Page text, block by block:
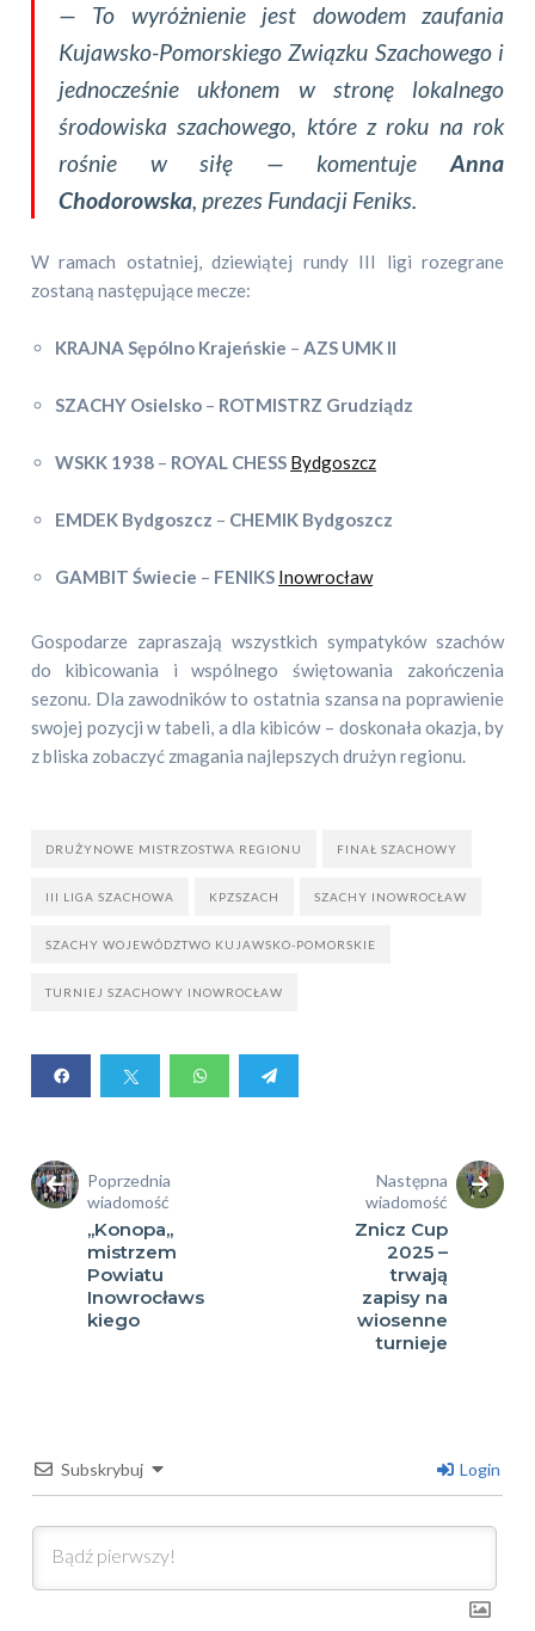
— To wyróżnienie jest dowodem zaufania
Kujawsko-Pomorskiego Związku Szachowego i
jednocześnie ukłonem w stronę lokalnego
środowiska szachowego, które z roku na rok
rośnie w siłę — komentuje Anna
Chodorowska, prezes Fundacji Feniks.
W ramach ostatniej, dziewiątej rundy III ligi rozegrane
zostaną następujące mecze:
KRAJNA Sępólno Krajeńskie –AZS UMK II
SZACHY Osielsko – ROTMISTRZ Grudziądz
WSKK 1938 – ROYAL CHESS Bydgoszcz
EMDEK Bydgoszcz – CHEMIK Bydgoszcz
GAMBIT Świecie – FENIKS Inowrocław
Gospodarze zapraszają wszystkich sympatyków szachów
do kibicowania i wspólnego świętowania zakończenia
sezonu. Dla zawodników to ostatnia szansa na poprawienie
swojej pozycji w tabeli, a dla kibiców – doskonała okazja, by
z bliska zobaczyć zmagania najlepszych drużyn regionu.
DRUŻYNOWE MISTRZOSTWA REGIONU FINAŁ SZACHOWY
III LIGA SZACHOWA KPZSZACH SZACHY INOWROCŁAW
SZACHY WOJEWÓDZTWO KUJAWSKO-POMORSKIE
TURNIEJ SZACHOWY INOWROCŁAW
Poprzednia
wiadomość
,,Konopa,,
mistrzem
Powiatu
Inowrocławs
kiego
Następna
wiadomość
Znicz Cup
2025 –
trwają
zapisy na
wiosenne
turnieje
Subskrybuj Login